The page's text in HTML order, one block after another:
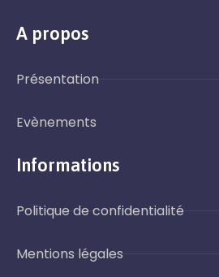
A propos
Présentation
Evènements
Informations
Politique de confidentialité
Mentions légales